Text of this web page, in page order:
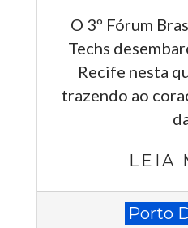
O 3º Fórum
Techs
Recife nesta
trazendo ao
LEIA
Porto